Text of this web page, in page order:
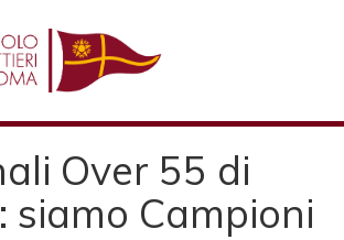
Over 55 di
siamo Campioni